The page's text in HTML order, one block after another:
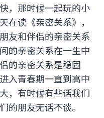
，那时候一起玩的小
在读《亲密关系》，
友和伴侣的亲密关系
的亲密关系在一生中
的亲密关系是稳固
入青春期一直到高中
，有时候有些话我们
的朋友无话不谈。